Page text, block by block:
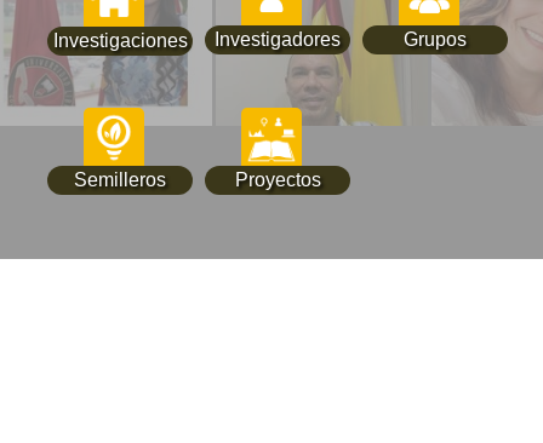
Investigaciones Investigadores Grupos
Semilleros Proyectos